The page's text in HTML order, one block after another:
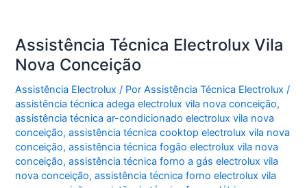
Assistência Técnica Electrolux Vila
Nova Conceição
Assistência Electrolux / PorAssistência Técnica Electrolux/
assistência técnica adega electrolux vila nova conceição,
assistência técnica ar-condicionado electrolux vila nova
conceição,assistência técnica cooktop electrolux vila nova
conceição,assistência técnica fogão electrolux vila nova
conceição,assistência técnica forno a gás electrolux vila
nova conceição,assistência técnica forno electrolux vila